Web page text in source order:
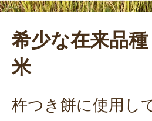
希少な在来品
米
杵つき餅に使用し